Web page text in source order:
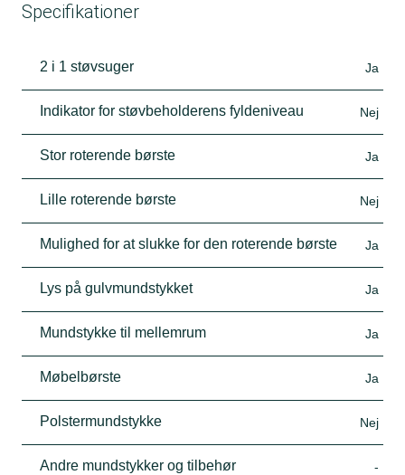
Specifikationer
2 i 1 støvsuger Ja
Indikator for støvbeholderens fyldeniveau Nej
Stor roterende børste Ja
Lille roterende børste Nej
Mulighed for at slukke for den roterende børste Ja
Lys på gulvmundstykket Ja
Mundstykke til mellemrum Ja
Møbelbørste Ja
Polstermundstykke Nej
Andre mundstykker og tilbehør -